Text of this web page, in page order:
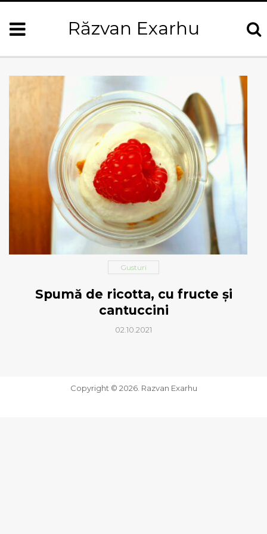
Răzvan Exarhu
Gusturi
Spumă de ricotta, cu fructe și
cantuccini
02.10.2021
Copyright © 2026. Razvan Exarhu